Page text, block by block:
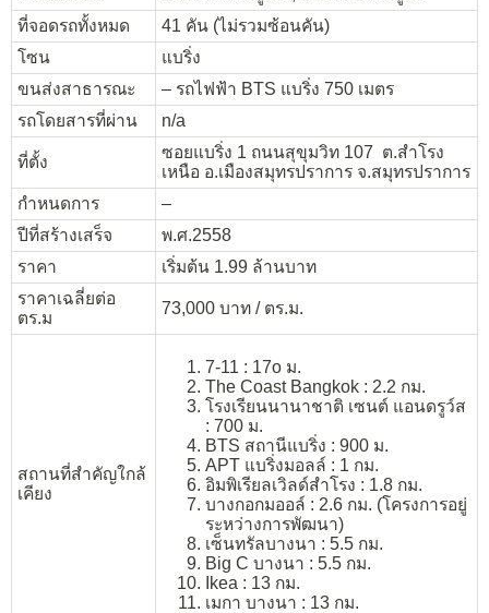
ที่จอดรถทั้งหมด
41 คัน (ไม่รวมซ้อนคัน)
โซน
แบริ่ง
ขนส่งสาธารณะ
– รถไฟฟ้า BTS แบริ่ง 750 เมตร
รถโดยสารที่ผ่าน
n/a
ที่ตั้ง
ซอยแบริ่ง 1 ถนนสุขุมวิท 107 ต.สำโรง
เหนือ อ.เมืองสมุทรปราการ จ.สมุทรปราการ
กำหนดการ
–
ปีที่สร้างเสร็จ
พ.ศ.2558
ราคา
เริ่มต้น 1.99 ล้านบาท
ราคาเฉลี่ยต่อ
ตร.ม
73,000 บาท / ตร.ม.
สถานที่สำคัญใกล้
เคียง
7-11 : 17o ม.
The Coast Bangkok : 2.2 กม.
โรงเรียนนานาชาติ เซนต์ แอนดรูว์ส
: 700 ม.
BTS สถานีแบริ่ง : 900 ม.
APT แบริ่งมอลล์ : 1 กม.
อิมพิเรียลเวิลด์สำโรง : 1.8 กม.
บางกอกมออล์ : 2.6 กม. (โครงการอยู่
ระหว่างการพัฒนา)
เซ็นทรัลบางนา : 5.5 กม.
Big C บางนา : 5.5 กม.
Ikea : 13 กม.
เมกา บางนา : 13 กม.